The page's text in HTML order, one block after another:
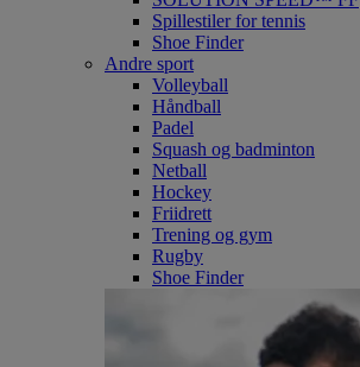
Spillestiler for tennis
Shoe Finder
Andre sport
Volleyball
Håndball
Padel
Squash og badminton
Netball
Hockey
Friidrett
Trening og gym
Rugby
Shoe Finder